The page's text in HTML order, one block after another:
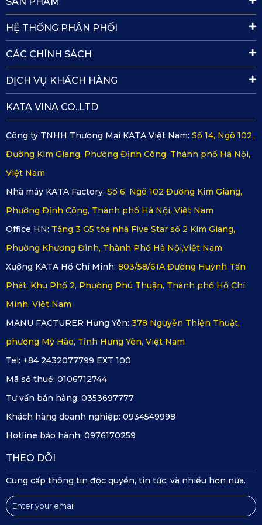
Sản phẩm có thiết kế nhỏ gọn, lắp đặt dễ dàng và không làm
ảnh hưởng đến thẩm mỹ của khoang lái BMW iX3. Hình ảnh
được quay lại bởi thiết bị này cho độ phân giải 4K Ultra HD
nên rất rõ nét.
Bên cạnh những đặc điểm nổi bật về ống kính thì sản phẩm
còn sở hữu nhiều tính năng thông minh khác như:
Cảnh báo giới hạn tốc độ, camera phạt nguội và hỗ trợ
Kết nối ứng dụng KATA Dash Cam, cho phép phát lại, tải
HỆ THỐNG PHÂN PHỐI
CÁC CHÍNH SÁCH
DỊCH VỤ KHÁCH HÀNG
KATA VINA CO.,LTD
Công ty TNHH Thương Mại KATA Việt Nam: Số 14, Ngõ 102,
Đường Kim Giang, Phường Định Công, Thành phố Hà Nội,
Việt Nam
Nhà máy KATA Factory: Số 6, Ngõ 102 Đường Kim Giang,
Phường Định Công, Thành phố Hà Nội, Việt Nam
Office HN: Tầng 3 G5 tòa nhà Five Star số 2 Kim Giang,
Phường Khương Đình, Thành Phố Hà Nội,Việt Nam
Xưởng KATA Hồ Chí Minh: 803/58/61A Đường Huỳnh Tấn
Phát, Khu Phố 2, Phường Phú Thuận, Thành phố Hồ Chí
Minh, Việt Nam
MANU FACTURER Hưng Yên: 378 Nguyễn Thiện Thuật,
phường Mỹ Hào, Tỉnh Hưng Yên, Việt Nam
Tel: +84 2432077799 EXT 100
Mã số thuế: 0106712744
Tư vấn bán hàng: 0353697777
Khách hàng doanh nghiệp: 0934549998
Hotline bảo hành: 0976170259
THEO DÕI
Cung cấp thông tin độc quyền, tin tức, và nhiều hơn nữa.